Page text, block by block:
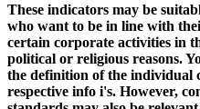
These indicators may be
who want to be in line with
certain corporate activities in
political or religious reasons.
the definition of the individual
respective info i's. However,